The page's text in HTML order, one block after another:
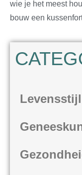
wie je het meest
bouw een
Levensstijl